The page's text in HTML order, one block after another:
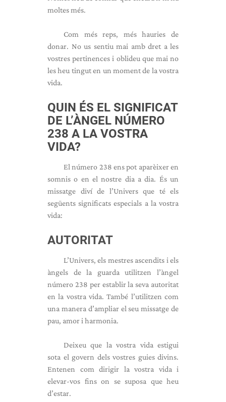
moltes més.
Com més reps, més hauries de
donar. No us sentiu mai amb dret a les
vostres pertinences i oblideu que mai no
les heu tingut en un moment de la vostra
vida.
QUIN ÉS EL SIGNIFICAT
DE L’ÀNGEL NÚMERO
238 A LA VOSTRA
VIDA?
El número 238 ens pot aparèixer en
somnis o en el nostre dia a dia. És un
missatge diví de l’Univers que té els
següents significats especials a la vostra
vida:
AUTORITAT
L’Univers, els mestres ascendits i els
àngels de la guarda utilitzen l’àngel
número 238 per establir la seva autoritat
en la vostra vida. També l’utilitzen com
una manera d’ampliar el seu missatge de
pau, amor i harmonia.
Deixeu que la vostra vida estigui
sota el govern dels vostres guies divins.
Entenen com dirigir la vostra vida i
elevar-vos fins on se suposa que heu
d’estar.